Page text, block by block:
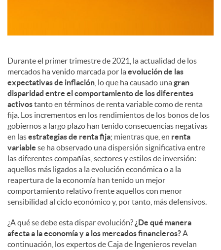
s
Durante el primer trimestre de 2021, la actualidad de los
mercados ha venido marcada por laevolución de las
expectativas de inflación , lo que ha causado unagran
disparidad entre el comportamiento de los diferentes
activostanto en términos de renta variable como de renta
fija. Los incrementos en los rendimientos de los bonos de los
gobiernos a largo plazo han tenido consecuencias negativas
en lasestrategias de renta fija; mientras que, en renta
variable se ha observado una dispersión significativa entre
las diferentes compañías, sectores y estilos de inversión:
aquellos más ligados a la evolución económica o a la
reapertura de la economía han tenido un mejor
comportamiento relativo frente aquellos con menor
sensibilidad al ciclo económico y, por tanto, más defensivos.
¿A qué se debe esta dispar evolución?¿De qué manera
afecta a la economía y a los mercados financieros?A
continuación, los expertos de Caja de Ingenieros revelan